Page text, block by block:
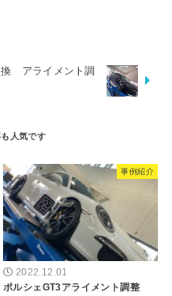
換 アライメント調
事例紹介
2022.12.01
ポルシェGT3アライメント調整